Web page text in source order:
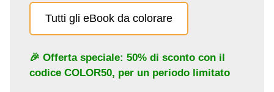
Tutti gli eBook da colorare
🎉 Offerta speciale: 50% di sconto con il
codice COLOR50, per un periodo limitato